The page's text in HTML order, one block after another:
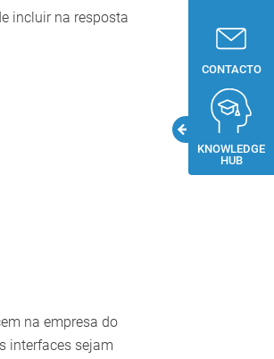
CONTACTO
KNOWLEDGE
HUB
incluir na resposta
na empresa do
interfaces sejam